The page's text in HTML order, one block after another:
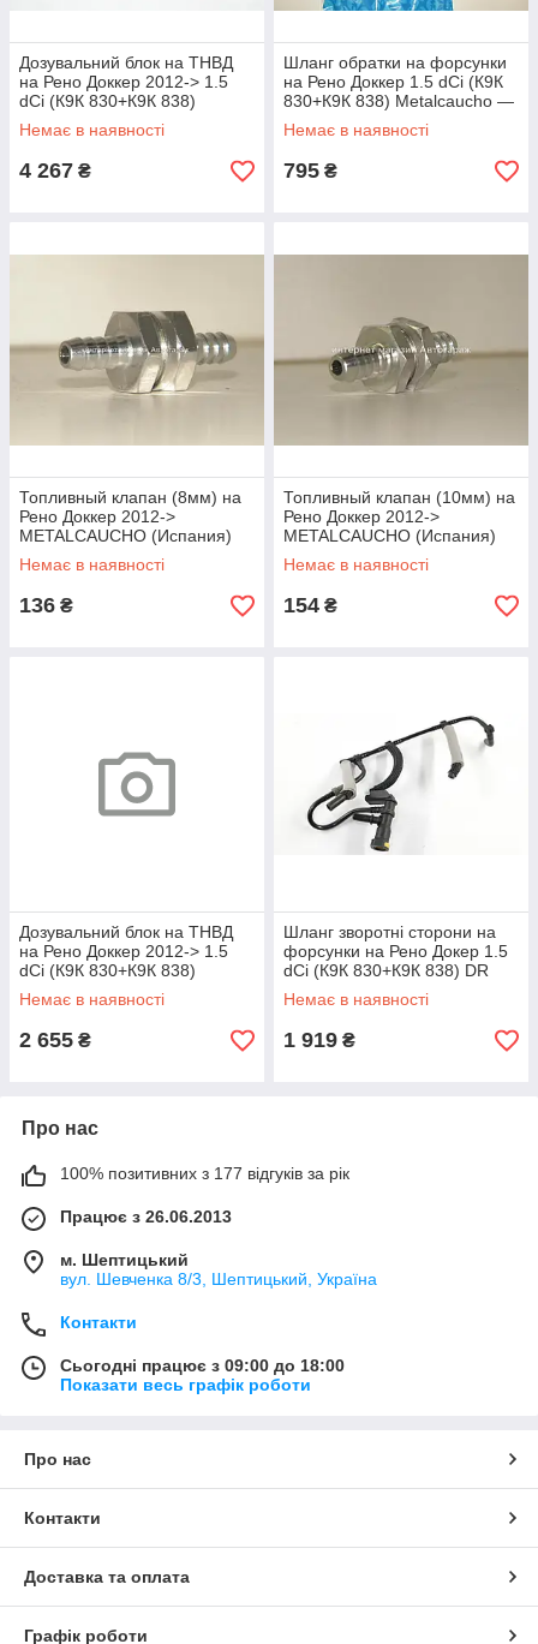
Дозувальний блок на ТНВД
на Рено Доккер 2012-> 1.5
dCi (К9К 830+К9К 838)
DELPHI 9109903
Немає в наявності
4 267 ₴
Шланг обратки на форсунки
на Рено Доккер 1.5 dCi (К9К
830+К9К 838) Metalcaucho —
MC92000
Немає в наявності
795 ₴
Топливный клапан (8мм) на
Рено Доккер 2012->
METALCAUCHO (Испания)
MC2014
Немає в наявності
136 ₴
Топливный клапан (10мм) на
Рено Доккер 2012->
METALCAUCHO (Испания)
MC2015
Немає в наявності
154 ₴
Дозувальний блок на ТНВД
на Рено Доккер 2012-> 1.5
dCi (К9К 830+К9К 838)
ENGITECH-ENT2300301
Немає в наявності
2 655 ₴
Шланг зворотні сторони на
форсунки на Рено Докер 1.5
dCi (К9К 830+К9К 838) DR
MOTOR (Польща) DRM18013
Немає в наявності
1 919 ₴
Про нас
100% позитивних з 177 відгуків за рік
Працює з 26.06.2013
м. Шептицький
вул. Шевченка 8/3, Шептицький, Україна
Контакти
Сьогодні працює з 09:00 до 18:00
Показати весь графік роботи
Про нас
Контакти
Доставка та оплата
Графік роботи